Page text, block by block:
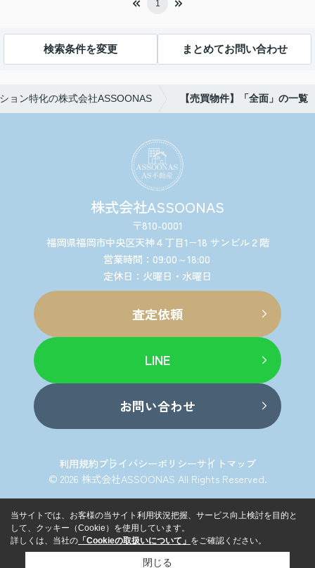
1
検索条件を変更 まとめてお問い合わせ
ョン特化の株式会社ASSOONAS 【売買物件】「全面」の一覧
株式会社ASSOONAS
〒810-0001
福岡県福岡市中央区天神４丁目1−18 サンビル２階
営業時間：09:00～18:00
定休日：火曜日・水曜日
査定依頼
LINE
お問い合わせ
利用規約プライバシーポリシーサイトマップ
© 2026 株式会社ASSOONAS All Rights Reserved.
当サイトでは、お客様の当サイト利用状況把握、サービス向上検討を目的と
して、クッキー（Cookie）を使用しています。
詳しくは、当社の 「Cookieの取扱いについて」 をご確認ください。
閉じる